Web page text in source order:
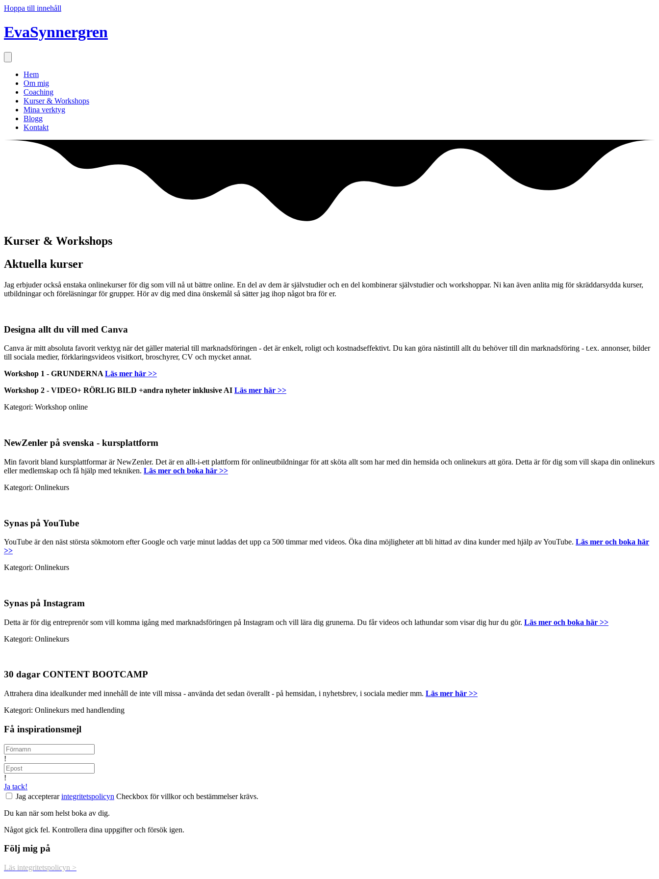
Hoppa till innehåll
EvaSynnergren
Hem
Om mig
Coaching
Kurser & Workshops
Mina verktyg
Blogg
Kontakt
Kurser & Workshops
Aktuella kurser
Jag erbjuder också enstaka onlinekurser för dig som vill nå ut bättre online. En del av dem är självstudier och en del kombinerar självstudier och workshoppar. Ni kan även anlita mig för skräddarsydda kurser,
utbildningar och föreläsningar för grupper. Hör av dig med dina önskemål så sätter jag ihop något bra för er.
Designa allt du vill med Canva
Canva är mitt absoluta favorit verktyg när det gäller material till marknadsföringen - det är enkelt, roligt och kostnadseffektivt. Du kan göra nästintill allt du behöver till din marknadsföring - t.ex. annonser, bilder
till sociala medier, förklaringsvideos visitkort, broschyrer, CV och mycket annat.
Workshop 1 - GRUNDERNA Läs mer här >>
Workshop 2 - VIDEO+ RÖRLIG BILD +andra nyheter inklusive AI Läs mer här >>
Kategori: Workshop online
NewZenler på svenska - kursplattform
Min favorit bland kursplattformar är NewZenler. Det är en allt-i-ett plattform för onlineutbildningar för att sköta allt som har med din hemsida och onlinekurs att göra. Detta är för dig som vill skapa din onlinekurs
eller medlemskap och få hjälp med tekniken. Läs mer och boka här >>
Kategori: Onlinekurs
Synas på YouTube
YouTube är den näst största sökmotorn efter Google och varje minut laddas det upp ca 500 timmar med videos. Öka dina möjligheter att bli hittad av dina kunder med hjälp av YouTube. Läs mer och boka här
>>
Kategori: Onlinekurs
Synas på Instagram
Detta är för dig entreprenör som vill komma igång med marknadsföringen på Instagram och vill lära dig grunerna. Du får videos och lathundar som visar dig hur du gör. Läs mer och boka här >>
Kategori: Onlinekurs
30 dagar CONTENT BOOTCAMP
Attrahera dina idealkunder med innehåll de inte vill missa - använda det sedan överallt - på hemsidan, i nyhetsbrev, i sociala medier mm. Läs mer här >>
Kategori: Onlinekurs med handlending
Få inspirationsmejl
!
!
Ja tack!
Jag accepterarintegritetspolicyn Checkbox för villkor och bestämmelser krävs.
Du kan när som helst boka av dig.
Något gick fel. Kontrollera dina uppgifter och försök igen.
Följ mig på
Läs integritetspolicyn >